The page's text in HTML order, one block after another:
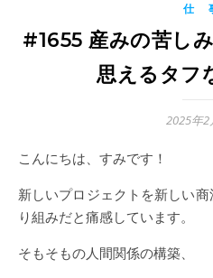
仕
#1655 産みの苦し
思えるタフ
2025年2
こんにちは、すみです！
新しいプロジェクトを新しい
り組みだと痛感しています。
そもそもの人間関係の構築、